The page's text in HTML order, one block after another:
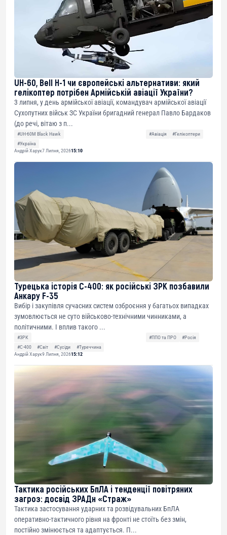
UH-60, Bell H-1 чи європейські альтернативи: який
гелікоптер потрібен Армійській авіації України?
3 липня, у день армійської авіації, командувач армійської авіації
Сухопутних військ ЗС України бригадний генерал Павло Бардаков
(до речі, вітаю з п...
#UH-60M Black Hawk #Авіація
#Гелікоптери
#Україна
Андрій Харук7 Липня, 202615:10
Турецька історія С-400: як російські ЗРК позбавили
Анкару F-35
Вибір і закупівля сучасних систем озброєння у багатьох випадках
зумовлюється не суто військово-технічними чинниками, а
політичними. І вплив такого ...
#ЗРК #ППО та ПРО
#Росія
#С-400
#Світ #Сусіди
#Туреччина
Андрій Харук9 Липня, 202615:12
Тактика російських БпЛА і тенденції повітряних
загроз: досвід ЗРАДн «Страж»
Тактика застосування ударних та розвідувальних БпЛА
оперативно-тактичного рівня на фронті не стоїть без змін,
постійно змінюється та адаптується. П...